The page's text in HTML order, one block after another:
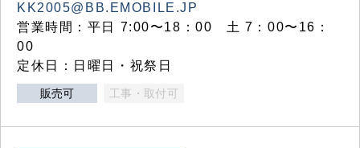
KK2005@BB.EMOBILE.JP
営業時間：平日 7:00〜18：00 土 7：00〜16：
00
定休日：日曜日・祝祭日
販売可 工事・取付可